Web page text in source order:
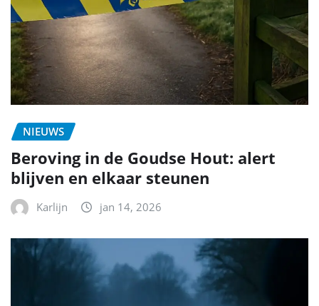
NIEUWS
Beroving in de Goudse Hout: alert
blijven en elkaar steunen
Karlijn jan 14, 2026